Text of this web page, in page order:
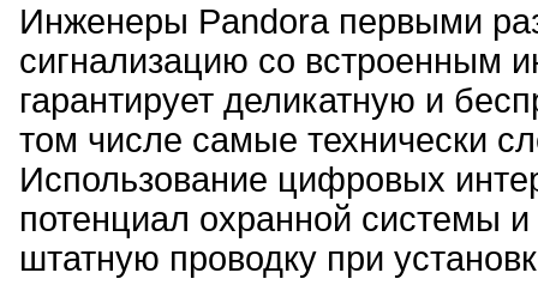
Инженеры Pandora первыми
сигнализацию со встроенным
гарантирует деликатную и
том числе самые технически
Использование цифровых
потенциал охранной системы
штатную проводку при